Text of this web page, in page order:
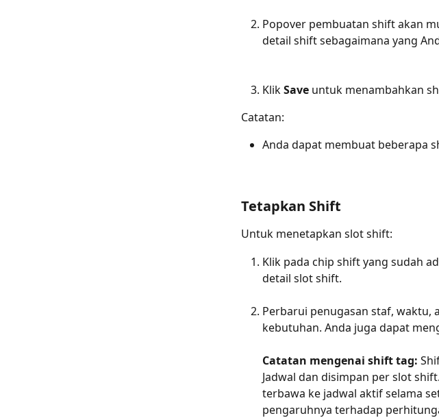
Popover pembuatan shift akan
detail shift sebagaimana yang
Klik Save untuk menambahkan
Catatan:
Anda dapat membuat beberapa
Tetapkan Shift
Untuk menetapkan slot shift:
Klik pada chip shift yang sudah
detail slot shift.
Perbarui penugasan staf, waktu,
kebutuhan. Anda juga dapat
Catatan mengenai shift tag:
Jadwal dan disimpan per slot
terbawa ke jadwal aktif selama
pengaruhnya terhadap